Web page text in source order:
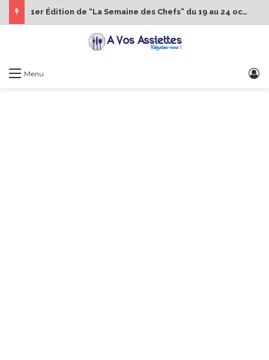
1er Édition de “La Semaine des Chefs” du 19 au 24 octobre 2026
Menu